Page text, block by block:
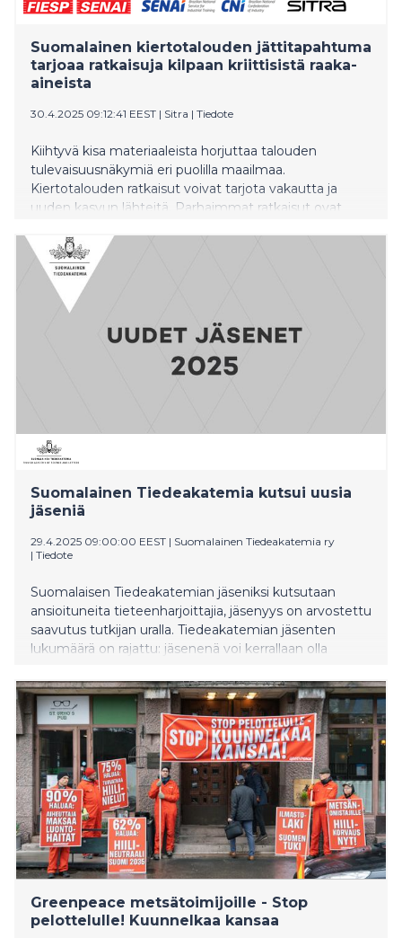
Suomalainen kiertotalouden jättitapahtuma
tarjoaa ratkaisuja kilpaan kriittisistä raaka-
aineista
30.4.2025 09:12:41 EEST | Sitra | Tiedote
Kiihtyvä kisa materiaaleista horjuttaa talouden
tulevaisuusnäkymiä eri puolilla maailmaa.
Kiertotalouden ratkaisut voivat tarjota vakautta ja
uuden kasvun lähteitä. Parhaimmat ratkaisut ovat
WCEF2025:ssä Brasiliassa 13.–16. toukokuuta.
Suomalainen Tiedeakatemia kutsui uusia
jäseniä
29.4.2025 09:00:00 EEST | Suomalainen Tiedeakatemia ry
| Tiedote
Suomalaisen Tiedeakatemian jäseniksi kutsutaan
ansioituneita tieteenharjoittajia, jäsenyys on arvostettu
saavutus tutkijan uralla. Tiedeakatemian jäsenten
lukumäärä on rajattu: jäsenenä voi kerrallaan olla
Jäsenyys on elinikäinen.
Greenpeace metsätoimijoille - Stop
pelottelulle! Kuunnelkaa kansaa